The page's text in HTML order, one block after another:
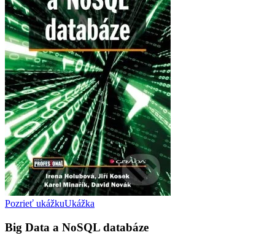
Pozrieť ukážkuUkážka
Big Data a NoSQL databáze